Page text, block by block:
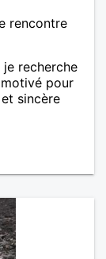
rencontre
recherche
pour
sincère